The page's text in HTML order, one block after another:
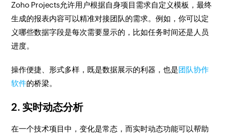
Zoho Projects允许用户根据自身项目需求自定义模板，最终
生成的报表内容可以精准对接团队的需求。例如，你可以定
义哪些数据字段是每次需要显示的，比如任务时间还是人员
进度。
操作便捷、形式多样，既是数据展示的利器，也是团队协作
软件的桥梁。
2. 实时动态分析
在一个技术项目中，变化是常态，而实时动态功能可以帮助